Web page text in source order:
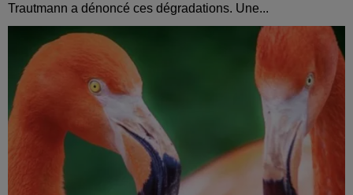
Trautmann a dénoncé ces dégradations. Une...